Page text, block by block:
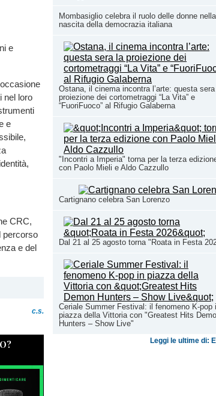
Mombasiglio celebra il ruolo delle donne nella
nascita della democrazia italiana
Ostana, il cinema incontra l’arte: questa
proiezione dei cortometraggi “La Vita” e
“FuoriFuoco” al Rifugio Galaberna
"Incontri a Imperia" torna per la terza
con Paolo Mieli e Aldo Cazzullo
Cartignano celebra San Lorenzo
Dal 21 al 25 agosto torna "Roata in Festa
Ceriale Summer Festival: il fenomeno K-pop
piazza della Vittoria con "Greatest Hits
Hunters – Show Live"
Leggi le ultime di:
e
nel loro
e
CRC,
percorso
e del
c.s.